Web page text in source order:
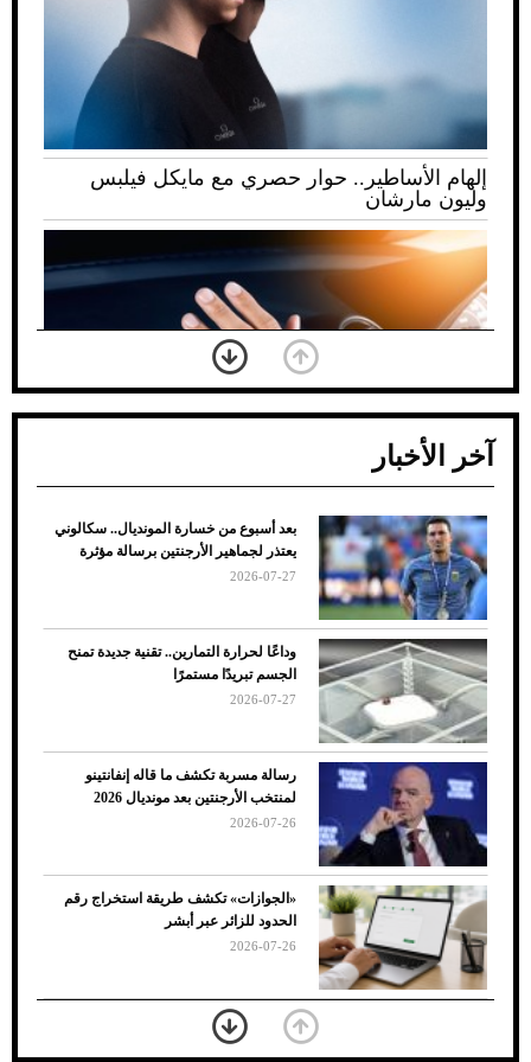
إلهام الأساطير.. حوار حصري مع مايكل فيلبس
وليون مارشان
ضعف تبريد مكيف السيارة عند الوقوف.. أشهر
الأسباب والحلول
7 نصائح لاختيار لون البنطلون المناسب للقميص
الأسود
آخر الأخبار
بعد أسبوع من خسارة المونديال.. سكالوني
يعتذر لجماهير الأرجنتين برسالة مؤثرة
2026-07-27
وداعًا لحرارة التمارين.. تقنية جديدة تمنح
الجسم تبريدًا مستمرًا
2026-07-27
رسالة مسربة تكشف ما قاله إنفانتينو
لمنتخب الأرجنتين بعد مونديال 2026
2026-07-26
«الجوازات» تكشف طريقة استخراج رقم
الحدود للزائر عبر أبشر
2026-07-26
بعد 7 أشهر من تعرضه لحادث مروع.. جوشوا
يفوز على برينغا بـ"الضربة القاضية" (فيديو)